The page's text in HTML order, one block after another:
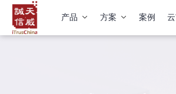
产品 方案 案例